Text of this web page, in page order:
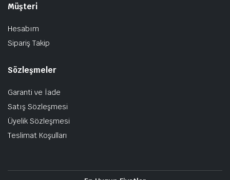
Müşteri
Hesabım
Sipariş Takip
Sözleşmeler
Garanti ve İade
Satış Sözleşmesi
Üyelik Sözleşmesi
Teslimat Koşulları